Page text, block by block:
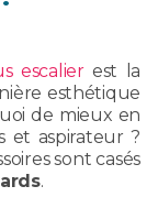
escalierest la
esthétique
de mieux en
et aspirateur ?
sont casés
.